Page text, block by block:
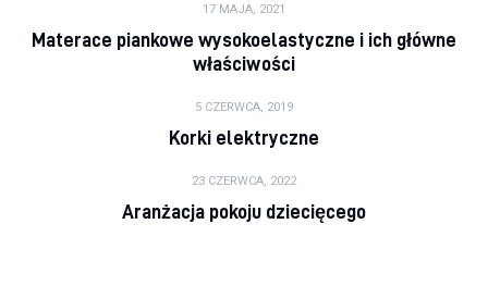
17 MAJA, 2021
Materace piankowe wysokoelastyczne i ich główne
właściwości
5 CZERWCA, 2019
Korki elektryczne
23 CZERWCA, 2022
Aranżacja pokoju dziecięcego